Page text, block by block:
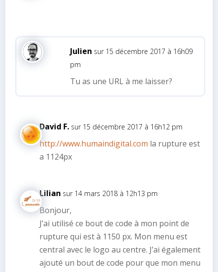
Julien sur 15 décembre 2017 à 16h09
pm
Tu as une URL à me laisser?
David F. sur 15 décembre 2017 à 16h12 pm
http://www.humaindigital.com la rupture est
a 1124px
Lilian sur 14 mars 2018 à 12h13 pm
Bonjour,
J’ai utilisé ce bout de code à mon point de
rupture qui est à 1150 px. Mon menu est
central avec le logo au centre. J’ai également
ajouté un bout de code pour que mon menu